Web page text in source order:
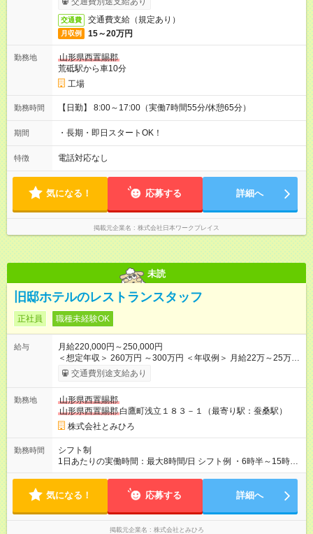
交通費 交通費支給（規定あり）
月収例 15～20万円
勤務地
山形県西置賜郡
荒砥駅から車10分
工場
勤務時間 【日勤】 8:00～17:00（実働7時間55分/休憩65分）
期間 ・長期・即日スタートOK！
特徴 電話対応なし
気になる！ 応募する 詳細へ
掲載元企業名 株式会社日本ワークプレイス
未読
旧邸ホテルのレストランスタッフ
正社員 職種未経験OK
給与
月給220,000円～250,000円
＜想定年収＞ 260万円 ～300万円 ＜年収例＞ 月給22万～25万
円 ※応募者のスキルや経験に応じて給与については決定した
交通費別途支給あり
勤務地
山形県西置賜郡
山形県西置賜郡 白鷹町浅立１８３－１（最寄り駅：蚕桑駅）
株式会社とみひろ
勤務時間
シフト制
1日あたりの実働時間：最大8時間/日 シフト例 ・6時半～15時半
・13時～22時 1日あたりの実働時間：8時間 実働8時間、休憩1
気になる！ 応募する 詳細へ
掲載元企業名 株式会社とみひろ